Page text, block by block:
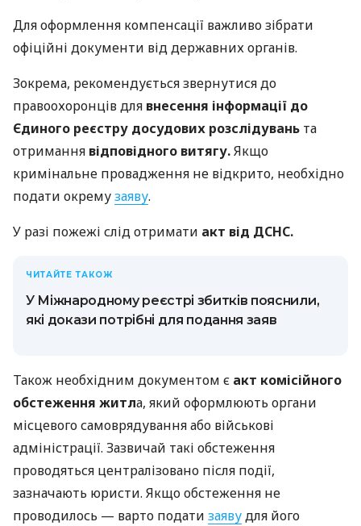
Для оформлення компенсації важливо зібрати
офіційні документи від державних органів.
Зокрема, рекомендується звернутися до
правоохоронців для внесення інформації до
Єдиного реєстру досудових розслідувань та
отримання відповідного витягу.Якщо
кримінальне провадження не відкрито, необхідно
подати окремузаяву.
У разі пожежі слід отримати акт від ДСНС.
ЧИТАЙТЕ ТАКОЖ
У Міжнародному реєстрі збитків пояснили,
які докази потрібні для подання заяв
Також необхідним документом є акт комісійного
обстеження житла, який оформлюють органи
місцевого самоврядування або військові
адміністрації. Зазвичай такі обстеження
проводяться централізовано після події,
зазначають юристи. Якщо обстеження не
проводилось — варто подати заявудля його